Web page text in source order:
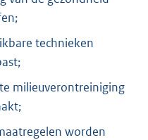
technieken
milieuverontreiniging
worden